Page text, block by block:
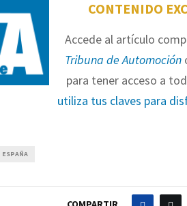
CONTENIDO
Accede al artículo
Tribuna de Automoción
para tener acceso a
utiliza tus claves para
ESPAÑA